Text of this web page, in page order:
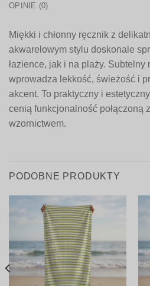
OPINIE (0)
Miękki i chłonny ręcznik z
akwarelowym stylu doskonale
łazience, jak i na plaży. Subtelny
wprowadza lekkość, świeżość i
akcent. To praktyczny i
cenią funkcjonalność połączoną
wzornictwem.
PODOBNE PRODUKTY